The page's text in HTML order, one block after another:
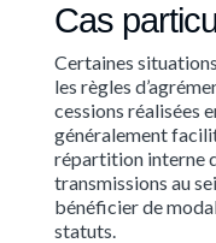
Cas
Certaines
les règles
cessions réalisées
généralement
répartition interne
transmissions au
bénéficier de
statuts.